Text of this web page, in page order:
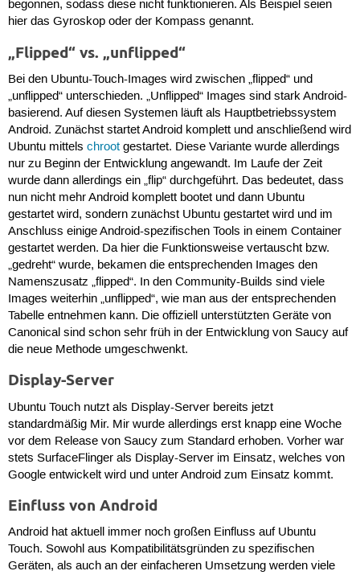
begonnen, sodass diese nicht funktionieren. Als Beispiel seien
hier das Gyroskop oder der Kompass genannt.
„Flipped“ vs. „unflipped“
Bei den Ubuntu-Touch-Images wird zwischen „flipped“ und
„unflipped“ unterschieden. „Unflipped“ Images sind stark Android-
basierend. Auf diesen Systemen läuft als Hauptbetriebssystem
Android. Zunächst startet Android komplett und anschließend wird
Ubuntu mittels chrootgestartet. Diese Variante wurde allerdings
nur zu Beginn der Entwicklung angewandt. Im Laufe der Zeit
wurde dann allerdings ein „flip“ durchgeführt. Das bedeutet, dass
nun nicht mehr Android komplett bootet und dann Ubuntu
gestartet wird, sondern zunächst Ubuntu gestartet wird und im
Anschluss einige Android-spezifischen Tools in einem Container
gestartet werden. Da hier die Funktionsweise vertauscht bzw.
„gedreht“ wurde, bekamen die entsprechenden Images den
Namenszusatz „flipped“. In den Community-Builds sind viele
Images weiterhin „unflipped“, wie man aus der entsprechenden
Tabelle entnehmen kann. Die offiziell unterstützten Geräte von
Canonical sind schon sehr früh in der Entwicklung von Saucy auf
die neue Methode umgeschwenkt.
Display-Server
Ubuntu Touch nutzt als Display-Server bereits jetzt
standardmäßig Mir. Mir wurde allerdings erst knapp eine Woche
vor dem Release von Saucy zum Standard erhoben. Vorher war
stets SurfaceFlinger als Display-Server im Einsatz, welches von
Google entwickelt wird und unter Android zum Einsatz kommt.
Einfluss von Android
Android hat aktuell immer noch großen Einfluss auf Ubuntu
Touch. Sowohl aus Kompatibilitätsgründen zu spezifischen
Geräten, als auch an der einfacheren Umsetzung werden viele